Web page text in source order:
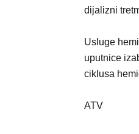
dijalizni
Usluge
uputnice
ciklusa
ATV